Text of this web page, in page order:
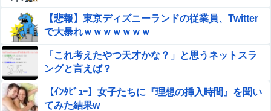
【悲報】東京ディズニーランドの従業員、Twitter
で大暴れｗｗｗｗｗｗｗ
「これ考えたやつ天才かな？」と思うネットスラ
ングと言えば？
【ｲﾝﾀﾋﾞｭｰ】女子たちに『理想の挿入時間』を聞い
てみた結果w